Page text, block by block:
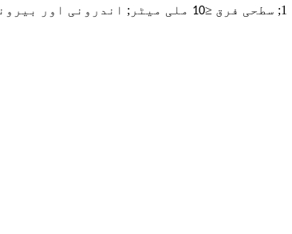
1; سطحی فرق ≤10 ملی میٹر ; اندرونی اور